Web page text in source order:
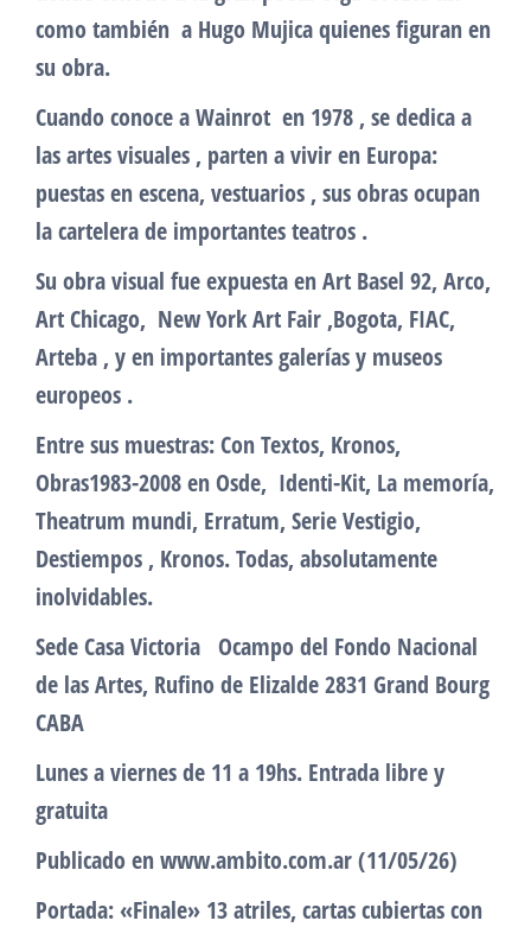
como también a Hugo Mujica quienes figuran en
su obra.
Cuando conoce a Wainrot en 1978 , se dedica a
las artes visuales , parten a vivir en Europa:
puestas en escena, vestuarios , sus obras ocupan
la cartelera de importantes teatros .
Su obra visual fue expuesta en Art Basel 92, Arco,
Art Chicago, New York Art Fair ,Bogota, FIAC,
Arteba , y en importantes galerías y museos
europeos .
Entre sus muestras: Con Textos, Kronos,
Obras1983-2008 en Osde, Identi-Kit, La memoría,
Theatrum mundi, Erratum, Serie Vestigio,
Destiempos , Kronos. Todas, absolutamente
inolvidables.
Sede Casa Victoria Ocampo del Fondo Nacional
de las Artes, Rufino de Elizalde 2831 Grand Bourg
CABA
Lunes a viernes de 11 a 19hs. Entrada libre y
gratuita
Publicado en www.ambito.com.ar (11/05/26)
Portada: «Finale» 13 atriles, cartas cubiertas con